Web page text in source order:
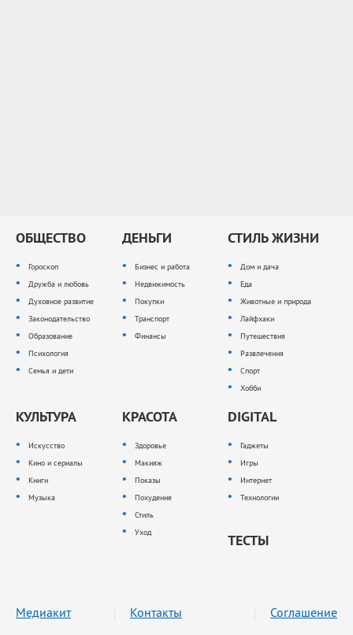
ОБЩЕСТВО
Гороскоп
Дружба и любовь
Духовное развитие
Законодательство
Образование
Психология
Семья и дети
ДЕНЬГИ
Бизнес и работа
Недвижимость
Покупки
Транспорт
Финансы
СТИЛЬ ЖИЗНИ
Дом и дача
Еда
Животные и природа
Лайфхаки
Путешествия
Развлечения
Спорт
Хобби
КУЛЬТУРА
Искусство
Кино и сериалы
Книги
Музыка
КРАСОТА
Здоровье
Макияж
Показы
Похудение
Стиль
Уход
DIGITAL
Гаджеты
Игры
Интернет
Технологии
ТЕСТЫ
Медиакит Контакты Соглашение